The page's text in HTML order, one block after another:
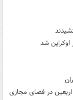
شد
اربعین در فضای مجازی